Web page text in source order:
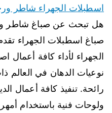
اسطبلات الجهراء شاطر
هل تبحث عن صباغ شاطر
صباغ اسطبلات الجهراء
الجهراء لأداء كافة أعمال
نوعيات الدهان في العالم
رائحة. تنفيذ كافة أعمال
ولوحات فنية باستخدام أمهر